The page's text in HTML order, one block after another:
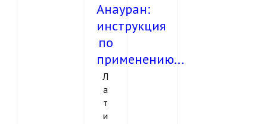
Анауран:
инструкция
по
применению...
Л
а
т
и